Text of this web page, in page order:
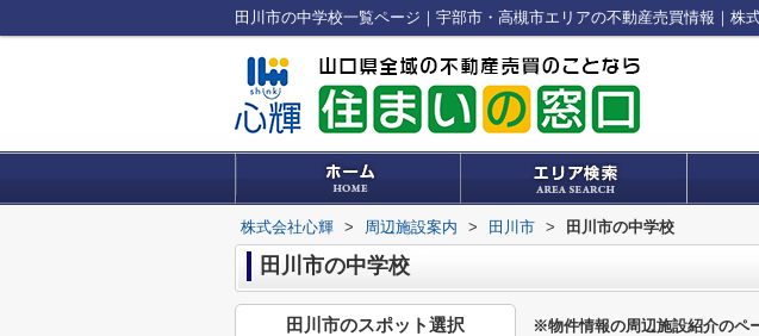
田川市の中学校一覧ページ｜宇部市・高槻市エリアの不動産売買情報｜株
株式会社心輝 > 周辺施設案内 > 田川市 > 田川市の中学校
田川市の中学校
※物件情報の周辺施設紹介のペ
田川市のスポット選択